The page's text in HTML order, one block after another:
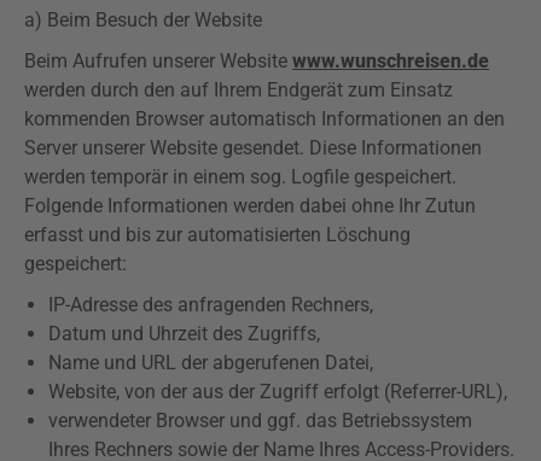
a) Beim Besuch der Website
Beim Aufrufen unserer Website www.wunschreisen.de
werden durch den auf Ihrem Endgerät zum Einsatz
kommenden Browser automatisch Informationen an den
Server unserer Website gesendet. Diese Informationen
werden temporär in einem sog. Logfile gespeichert.
Folgende Informationen werden dabei ohne Ihr Zutun
erfasst und bis zur automatisierten Löschung
gespeichert:
IP-Adresse des anfragenden Rechners,
Datum und Uhrzeit des Zugriffs,
Name und URL der abgerufenen Datei,
Website, von der aus der Zugriff erfolgt (Referrer-URL),
verwendeter Browser und ggf. das Betriebssystem
Ihres Rechners sowie der Name Ihres Access-Providers.